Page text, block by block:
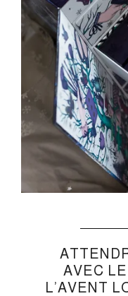
AVEC
L’AVENT